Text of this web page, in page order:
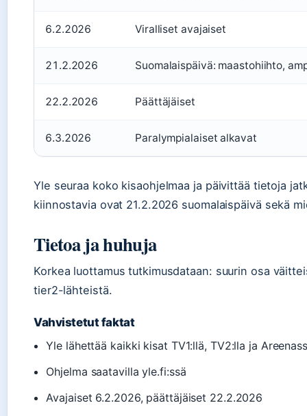
6.2.2026 Viralliset avajaiset
21.2.2026 Suomalaispäivä: maastohiihto,
22.2.2026 Päättäjäiset
6.3.2026 Paralympialaiset alkavat
Yle seuraa koko kisaohjelmaa ja päivittää tietoja
kiinnostavia ovat 21.2.2026 suomalaispäivä sekä
Tietoa ja huhuja
Korkea luottamus tutkimusdataan: suurin osa
tier2-lähteistä.
Vahvistetut faktat
Yle lähettää kaikki kisat TV1:llä, TV2:lla ja
Ohjelma saatavilla yle.fi:ssä
Avajaiset 6.2.2026, päättäjäiset 22.2.2026